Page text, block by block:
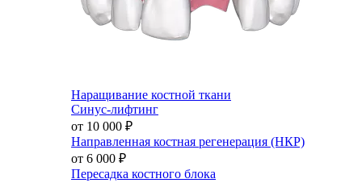
Наращивание костной ткани
Синус-лифтинг
от 10 000 ₽
Направленная костная регенерация (НКР)
от 6 000 ₽
Пересадка костного блока